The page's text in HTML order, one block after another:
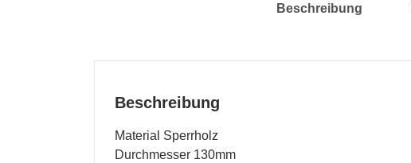
Beschreibung
Beschreibung
Material Sperrholz
Durchmesser 130mm